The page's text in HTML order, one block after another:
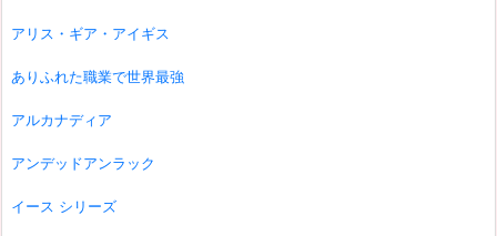
アリス・ギア・アイギス
ありふれた職業で世界最強
アルカナディア
アンデッドアンラック
イース シリーズ